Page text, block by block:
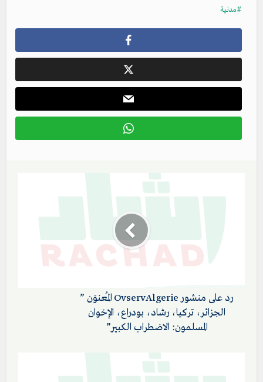
مدنية
رد على منشور OvservAlgerie المُعنوَن ”
الجزائر، تركيا، رشاد، بودراع، الإخوان
المسلمون: الاضطراب الكبير”